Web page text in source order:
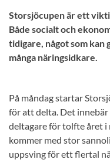
Storsjöcupen är ett
Både socialt och
tidigare, något som
många näringsidkare.
På måndag startar
för att delta. Det
deltagare för tolfte året
kommer med stor
uppsving för ett flertal